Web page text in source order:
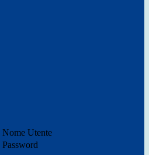
Nome Utente
Password